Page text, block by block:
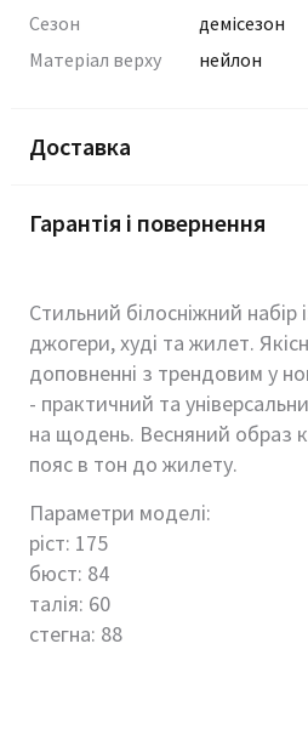
Сезон
демісезон
Матеріал верху
нейлон
Доставка
Гарантія і повернення
Стильний білосніжний набір
джогери, худі та жилет.
доповненні з трендовим у
- практичний та
на щодень. Весняний образ
пояс в тон до жилету.
Параметри моделі:
ріст: 175
бюст: 84
талія: 60
стегна: 88